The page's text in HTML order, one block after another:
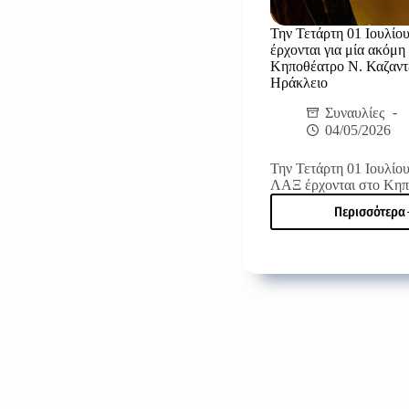
Την Τετάρτη 01
έρχονται για μία
Κηποθέατρο Ν.
Ηράκλειο
Συναυλίες
04/05/2026
Την Τετάρτη 01
ΛΑΞ έρχονται στο
Περισσότερα
Την
οι